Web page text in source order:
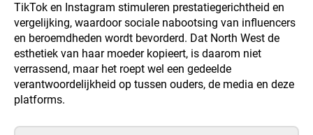
TikTok en Instagram stimuleren prestatiegerichtheid en
vergelijking, waardoor sociale nabootsing van influencers
en beroemdheden wordt bevorderd. Dat North West de
esthetiek van haar moeder kopieert, is daarom niet
verrassend, maar het roept wel een gedeelde
verantwoordelijkheid op tussen ouders, de media en deze
platforms.